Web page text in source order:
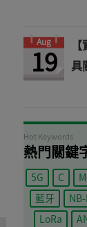
Aug
19
具
Hot Keywords
熱門關鍵
5G C
藍牙
LoRa